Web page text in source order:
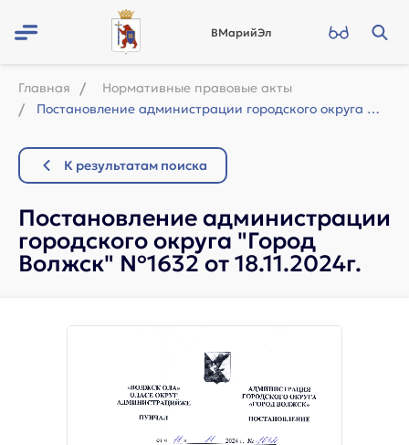
ВМарийЭл
Главная
Нормативные правовые акты
Постановление администрации городского округа "Город Волжск" №1632 от ...
К результатам поиска
Постановление администрации
городского округа "Город
Волжск" №1632 от 18.11.2024г.